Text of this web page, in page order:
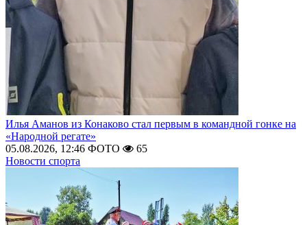
Илья Аманов из Конаково стал первым в командной гонке на
«Народной регате»
05.08.2026, 12:46 ФОТО
65
Новости спорта